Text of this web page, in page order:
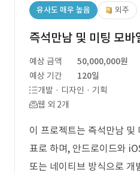
유사도 매우 높음 외주
즉석만남 및 미팅 모바
예상 금액
50,000,000원
예상 기간
120일
개발 · 디자인 · 기획
웹 외 2개
이 프로젝트는 즉석만남 및
표로 하며, 안드로이드와
또는 네이티브 방식으로 개